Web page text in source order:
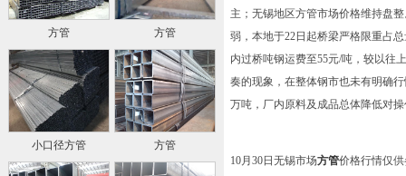
方管 方管
小口径方管 方管
主；无锡地区方管市场价格维持盘
弱，本地于22日起桥梁严格限重占
内过桥吨钢运费至55元/吨，较以往
奏的现象，在整体钢市也未有明确
万吨，厂内原料及成品总体降低对
10月30日无锡市场方管价格行情仅